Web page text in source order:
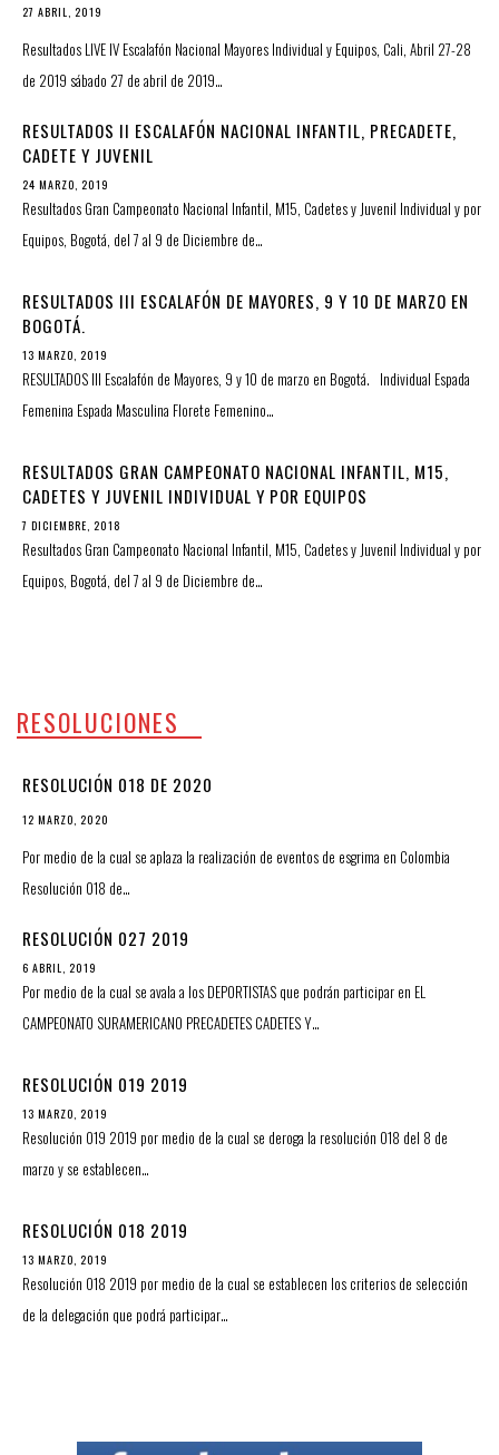
27 ABRIL, 2019
Resultados LIVE IV Escalafón Nacional Mayores Individual y Equipos, Cali, Abril 27-28
de 2019 sábado 27 de abril de 2019…
RESULTADOS II ESCALAFÓN NACIONAL INFANTIL, PRECADETE,
CADETE Y JUVENIL
24 MARZO, 2019
Resultados Gran Campeonato Nacional Infantil, M15, Cadetes y Juvenil Individual y por
Equipos, Bogotá, del 7 al 9 de Diciembre de…
RESULTADOS III ESCALAFÓN DE MAYORES, 9 Y 10 DE MARZO EN
BOGOTÁ.
13 MARZO, 2019
RESULTADOS III Escalafón de Mayores, 9 y 10 de marzo en Bogotá. Individual Espada
Femenina Espada Masculina Florete Femenino…
RESULTADOS GRAN CAMPEONATO NACIONAL INFANTIL, M15,
CADETES Y JUVENIL INDIVIDUAL Y POR EQUIPOS
7 DICIEMBRE, 2018
Resultados Gran Campeonato Nacional Infantil, M15, Cadetes y Juvenil Individual y por
Equipos, Bogotá, del 7 al 9 de Diciembre de…
RESOLUCIONES
RESOLUCIÓN 018 DE 2020
12 MARZO, 2020
Por medio de la cual se aplaza la realización de eventos de esgrima en Colombia
Resolución 018 de…
RESOLUCIÓN 027 2019
6 ABRIL, 2019
Por medio de la cual se avala a los DEPORTISTAS que podrán participar en EL
CAMPEONATO SURAMERICANO PRECADETES CADETES Y…
RESOLUCIÓN 019 2019
13 MARZO, 2019
Resolución 019 2019 por medio de la cual se deroga la resolución 018 del 8 de
marzo y se establecen…
RESOLUCIÓN 018 2019
13 MARZO, 2019
Resolución 018 2019 por medio de la cual se establecen los criterios de selección
de la delegación que podrá participar…